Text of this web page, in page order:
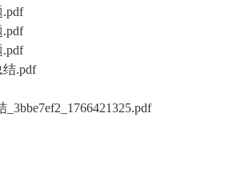
.pdf